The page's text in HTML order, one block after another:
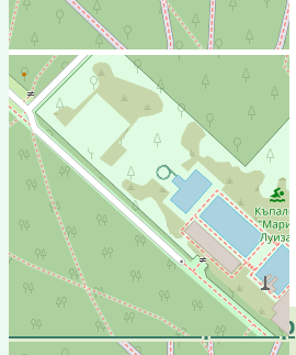
Add new comment
Comments
Залесяване с черен бор